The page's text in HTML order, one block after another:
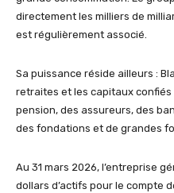
directement les milliers de
est régulièrement associé.
Sa puissance réside ailleurs :
retraites et les capitaux
pension, des assureurs, des
des fondations et de grandes
Au 31 mars 2026, l’entreprise
dollars d’actifs pour le compte